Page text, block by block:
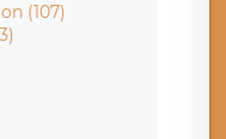
(107)